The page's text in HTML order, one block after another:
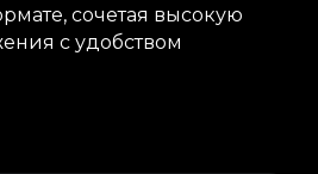
сочетая высокую
с удобством